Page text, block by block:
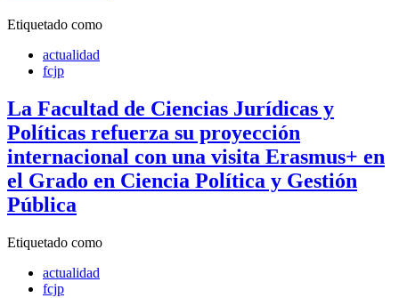
Etiquetado como
actualidad
fcjp
La Facultad de Ciencias Jurídicas y
Políticas refuerza su proyección
internacional con una visita Erasmus+ en
el Grado en Ciencia Política y Gestión
Pública
Etiquetado como
actualidad
fcjp